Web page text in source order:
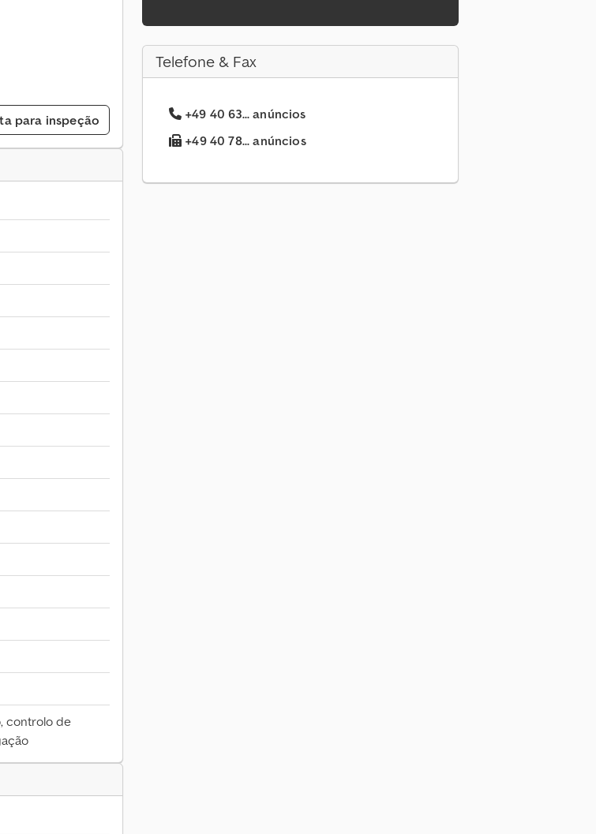
para inspeção
controlo de
Telefone & Fax
+49 40 63... anúncios
+49 40 78... anúncios